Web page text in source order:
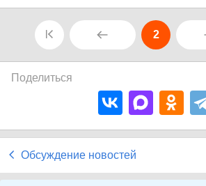
2
Поделиться
Обсуждение новостей